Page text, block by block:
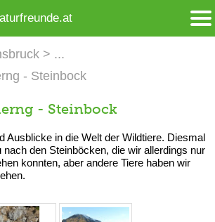
- Steinbock
- Steinbock
Ausblicke in die Welt der Wildtiere. Diesmal
nach den Steinböcken, die wir allerdings nur
konnten, aber andere Tiere haben wir